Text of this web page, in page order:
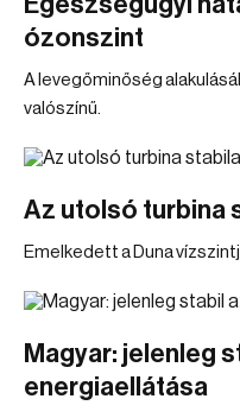
ózonszint
A levegőminőség
valószínű.
Az utolsó turbina
Emelkedett a Duna
Magyar: jelenleg
energiaellátása